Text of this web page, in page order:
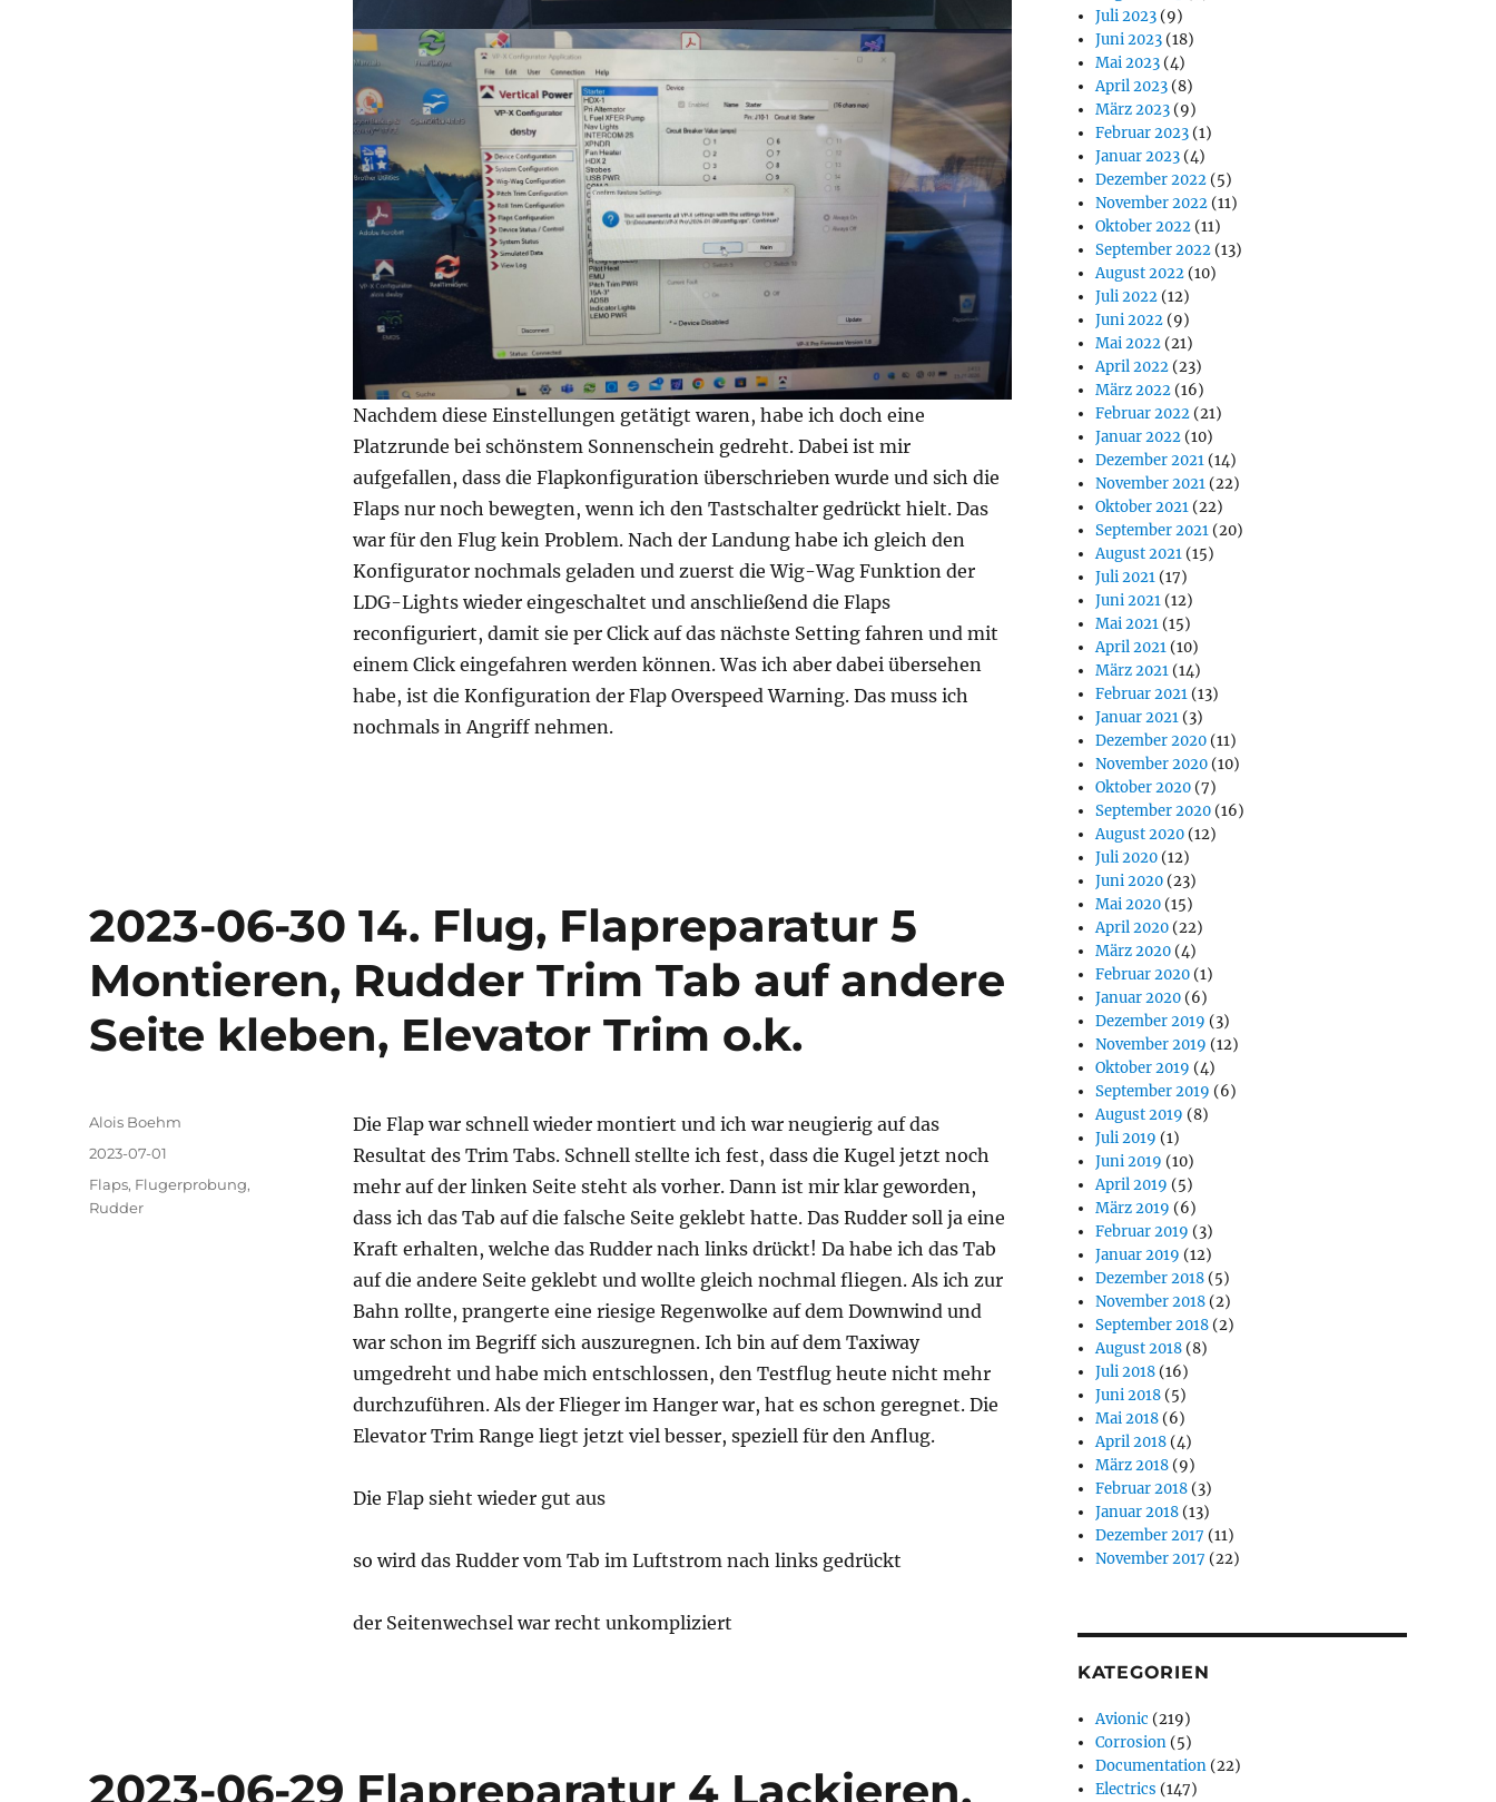
Nachdem diese Einstellungen getätigt waren, habe ich doch eine
Platzrunde bei schönstem Sonnenschein gedreht. Dabei ist mir
aufgefallen, dass die Flapkonfiguration überschrieben wurde und sich die
Flaps nur noch bewegten, wenn ich den Tastschalter gedrückt hielt. Das
war für den Flug kein Problem. Nach der Landung habe ich gleich den
Konfigurator nochmals geladen und zuerst die Wig-Wag Funktion der
LDG-Lights wieder eingeschaltet und anschließend die Flaps
reconfiguriert, damit sie per Click auf das nächste Setting fahren und mit
einem Click eingefahren werden können. Was ich aber dabei übersehen
habe, ist die Konfiguration der Flap Overspeed Warning. Das muss ich
nochmals in Angriff nehmen.
2023-06-30 14. Flug, Flapreparatur 5
Montieren, Rudder Trim Tab auf andere
Seite kleben, Elevator Trim o.k.
Die Flap war schnell wieder montiert und ich war neugierig auf das
Resultat des Trim Tabs. Schnell stellte ich fest, dass die Kugel jetzt noch
mehr auf der linken Seite steht als vorher. Dann ist mir klar geworden,
dass ich das Tab auf die falsche Seite geklebt hatte. Das Rudder soll ja eine
Kraft erhalten, welche das Rudder nach links drückt! Da habe ich das Tab
auf die andere Seite geklebt und wollte gleich nochmal fliegen. Als ich zur
Bahn rollte, prangerte eine riesige Regenwolke auf dem Downwind und
war schon im Begriff sich auszuregnen. Ich bin auf dem Taxiway
umgedreht und habe mich entschlossen, den Testflug heute nicht mehr
durchzuführen. Als der Flieger im Hanger war, hat es schon geregnet. Die
Elevator Trim Range liegt jetzt viel besser, speziell für den Anflug.
Die Flap sieht wieder gut aus
so wird das Rudder vom Tab im Luftstrom nach links gedrückt
der Seitenwechsel war recht unkompliziert
Autor
Alois Boehm
Veröffentlicht
am
2023-07-01
Kategorien
Flaps, Flugerprobung,
Rudder
2023-06-29 Flapreparatur 4 Lackieren,
Juli 2023 (9)
Juni 2023 (18)
Mai 2023 (4)
April 2023 (8)
März 2023 (9)
Februar 2023 (1)
Januar 2023 (4)
Dezember 2022 (5)
November 2022 (11)
Oktober 2022 (11)
September 2022 (13)
August 2022 (10)
Juli 2022 (12)
Juni 2022 (9)
Mai 2022 (21)
April 2022 (23)
März 2022 (16)
Februar 2022 (21)
Januar 2022 (10)
Dezember 2021 (14)
November 2021 (22)
Oktober 2021 (22)
September 2021 (20)
August 2021 (15)
Juli 2021 (17)
Juni 2021 (12)
Mai 2021 (15)
April 2021 (10)
März 2021 (14)
Februar 2021 (13)
Januar 2021 (3)
Dezember 2020 (11)
November 2020 (10)
Oktober 2020 (7)
September 2020 (16)
August 2020 (12)
Juli 2020 (12)
Juni 2020 (23)
Mai 2020 (15)
April 2020 (22)
März 2020 (4)
Februar 2020 (1)
Januar 2020 (6)
Dezember 2019 (3)
November 2019 (12)
Oktober 2019 (4)
September 2019 (6)
August 2019 (8)
Juli 2019 (1)
Juni 2019 (10)
April 2019 (5)
März 2019 (6)
Februar 2019 (3)
Januar 2019 (12)
Dezember 2018 (5)
November 2018 (2)
September 2018 (2)
August 2018 (8)
Juli 2018 (16)
Juni 2018 (5)
Mai 2018 (6)
April 2018 (4)
März 2018 (9)
Februar 2018 (3)
Januar 2018 (13)
Dezember 2017 (11)
November 2017 (22)
KATEGORIEN
Avionic (219)
Corrosion (5)
Documentation (22)
Electrics (147)